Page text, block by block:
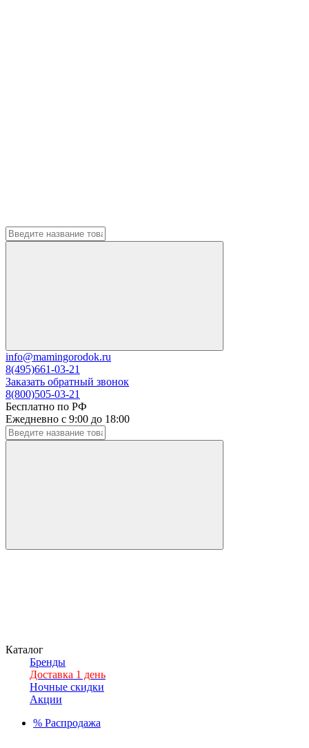
info@mamingorodok.ru
8(495)661-03-21
Заказать обратный звонок
8(800)505-03-21
Бесплатно по РФ
Ежедневно с 9:00 до 18:00
Каталог
Бренды
Доставка 1 день
Ночные скидки
Акции
% Распродажа